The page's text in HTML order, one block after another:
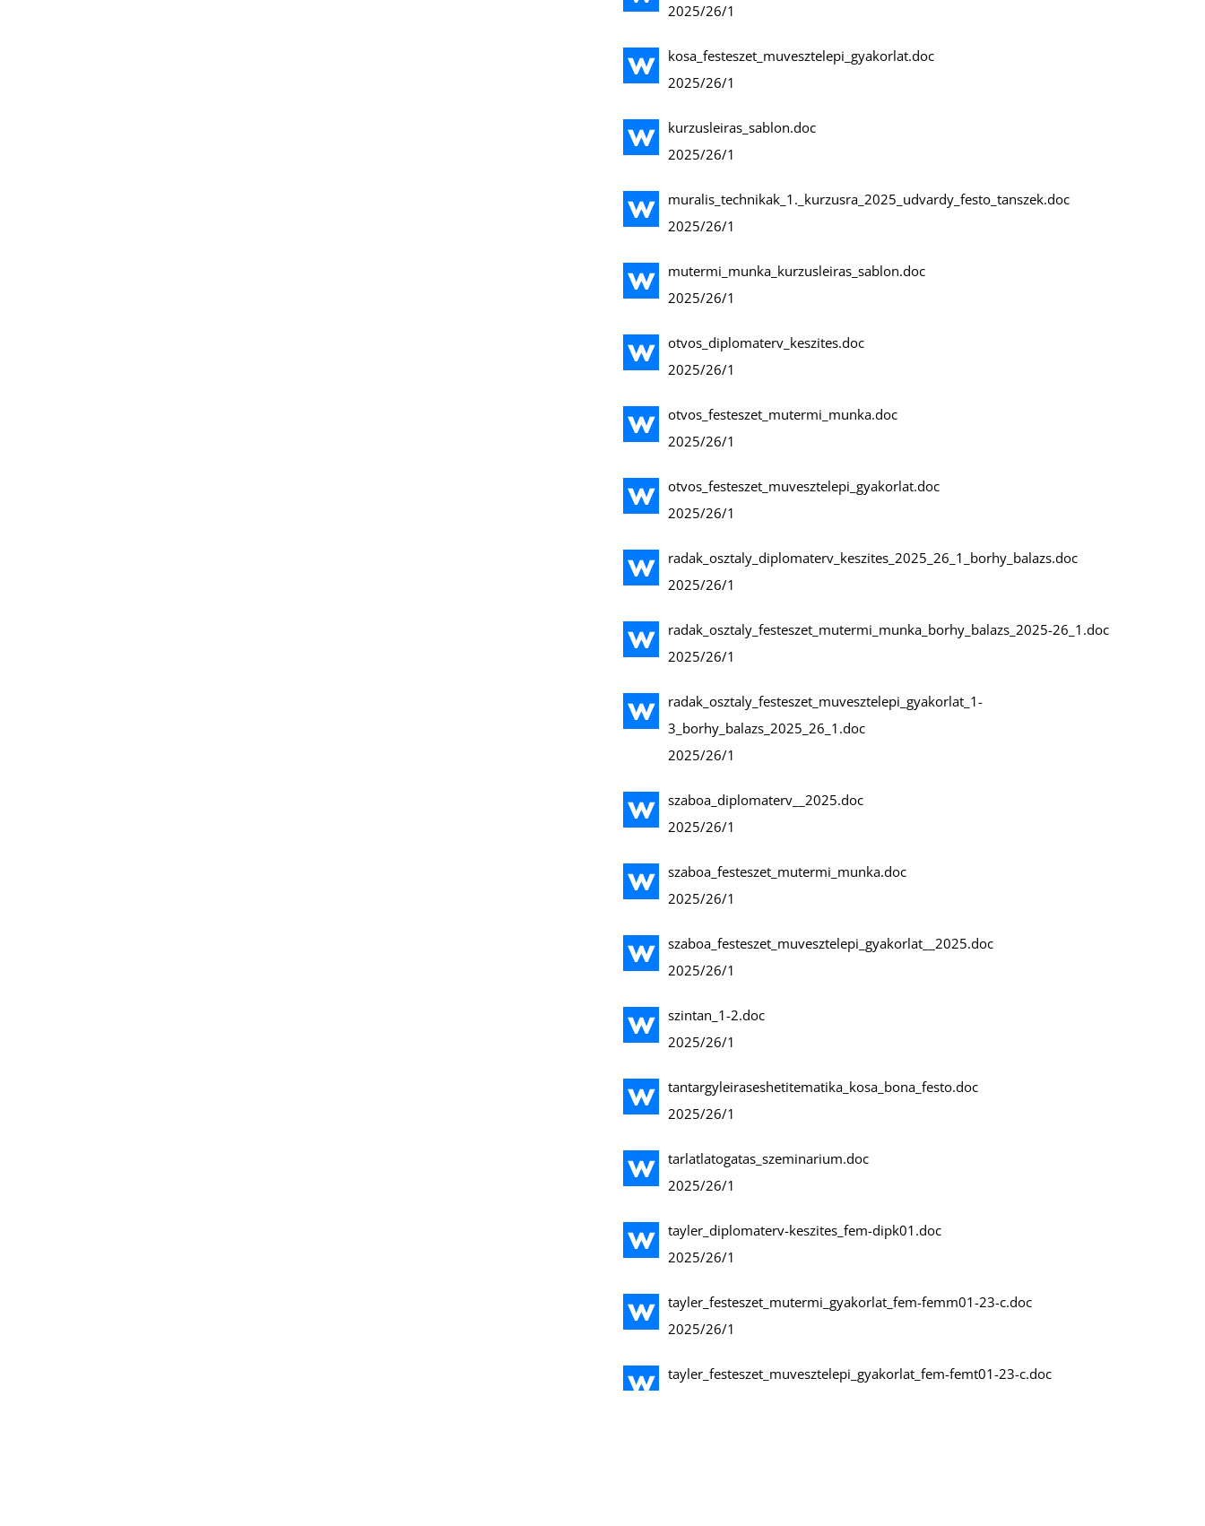
2025/26/1
kosa_festeszet_muvesztelepi_gyakorlat.doc
2025/26/1
kurzusleiras_sablon.doc
2025/26/1
muralis_technikak_1._kurzusra_2025_udvardy_festo_tanszek.doc
2025/26/1
mutermi_munka_kurzusleiras_sablon.doc
2025/26/1
otvos_diplomaterv_keszites.doc
2025/26/1
otvos_festeszet_mutermi_munka.doc
2025/26/1
otvos_festeszet_muvesztelepi_gyakorlat.doc
2025/26/1
radak_osztaly_diplomaterv_keszites_2025_26_1_borhy_balazs.doc
2025/26/1
radak_osztaly_festeszet_mutermi_munka_borhy_balazs_2025-26_1.doc
2025/26/1
radak_osztaly_festeszet_muvesztelepi_gyakorlat_1-
3_borhy_balazs_2025_26_1.doc
2025/26/1
szaboa_diplomaterv__2025.doc
2025/26/1
szaboa_festeszet_mutermi_munka.doc
2025/26/1
szaboa_festeszet_muvesztelepi_gyakorlat__2025.doc
2025/26/1
szintan_1-2.doc
2025/26/1
tantargyleiraseshetitematika_kosa_bona_festo.doc
2025/26/1
tarlatlatogatas_szeminarium.doc
2025/26/1
tayler_diplomaterv-keszites_fem-dipk01.doc
2025/26/1
tayler_festeszet_mutermi_gyakorlat_fem-femm01-23-c.doc
2025/26/1
tayler_festeszet_muvesztelepi_gyakorlat_fem-femt01-23-c.doc